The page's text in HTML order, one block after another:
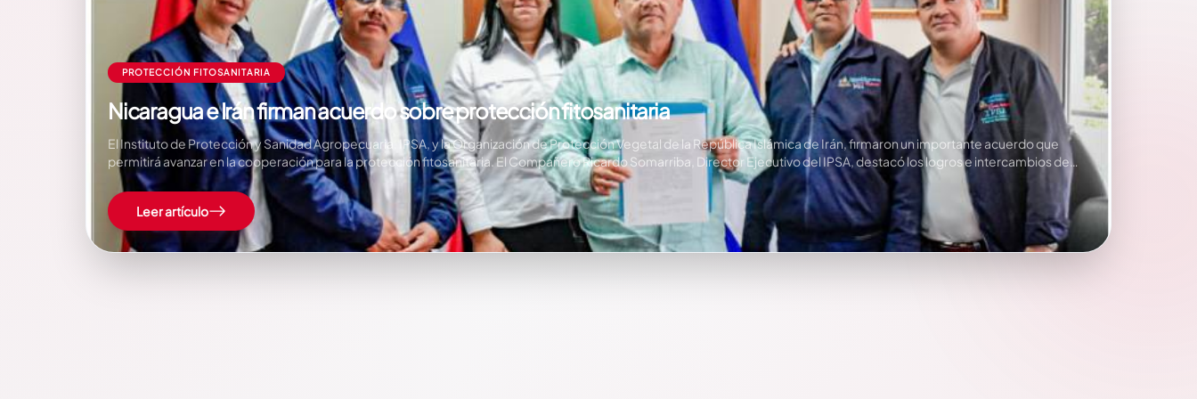
PROTECCIÓN FITOSANITARIA
Nicaragua e Irán firman acuerdo sobre protección fitosanitaria
El Instituto de Protección y Sanidad Agropecuaria, IPSA, y la Organización de Protección Vegetal de la República Islámica de Irán, firmaron un importante acuerdo que
permitirá avanzar en la cooperación para la protección fitosanitaria. El Compañero Ricardo Somarriba, Director Ejecutivo del IPSA, destacó los logros e intercambios de…
Leer artículo